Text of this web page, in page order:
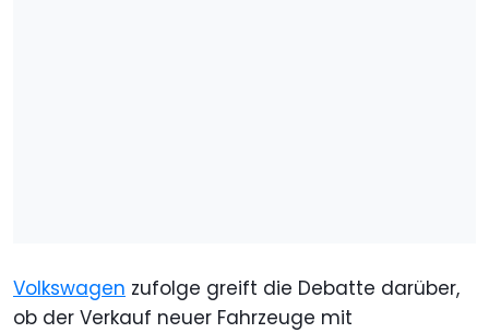
Volkswagen zufolge greift die Debatte darüber,
ob der Verkauf neuer Fahrzeuge mit